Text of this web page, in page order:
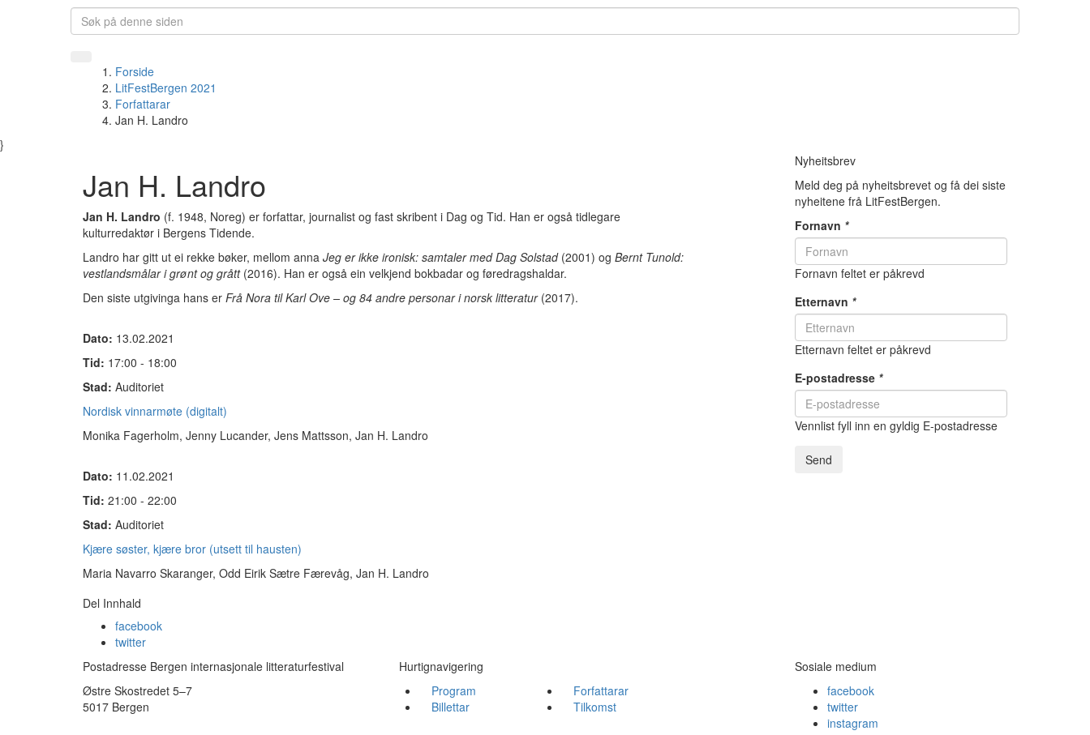
Forside
LitFestBergen 2021
Forfattarar
Jan H. Landro
}
Jan H. Landro
Jan H. Landro (f. 1948, Noreg) er forfattar, journalist og fast skribent i Dag og Tid. Han er også tidlegare
kulturredaktør i Bergens Tidende.
Landro har gitt ut ei rekke bøker, mellom anna Jeg er ikke ironisk: samtaler med Dag Solstad(2001) og Bernt Tunold:
vestlandsmålar i grønt og grått(2016). Han er også ein velkjend bokbadar og føredragshaldar.
Den siste utgivinga hans er Frå Nora til Karl Ove – og 84 andre personar i norsk litteratur(2017).
Dato: 13.02.2021
Tid: 17:00 - 18:00
Stad: Auditoriet
Nordisk vinnarmøte (digitalt)
Monika Fagerholm, Jenny Lucander, Jens Mattsson, Jan H. Landro
Dato: 11.02.2021
Tid: 21:00 - 22:00
Stad: Auditoriet
Kjære søster, kjære bror (utsett til hausten)
Maria Navarro Skaranger, Odd Eirik Sætre Færevåg, Jan H. Landro
Del Innhald
facebook
twitter
Nyheitsbrev
Meld deg på nyheitsbrevet og få dei siste
nyheitene frå LitFestBergen.
Fornavn *
Fornavn feltet er påkrevd
Etternavn *
Etternavn feltet er påkrevd
E-postadresse *
Vennlist fyll inn en gyldig E-postadresse
Send
Postadresse Bergen internasjonale litteraturfestival
Østre Skostredet 5–7
5017 Bergen
Hurtignavigering
Program
Forfattarar
Billettar
Tilkomst
Sosiale medium
facebook
twitter
instagram